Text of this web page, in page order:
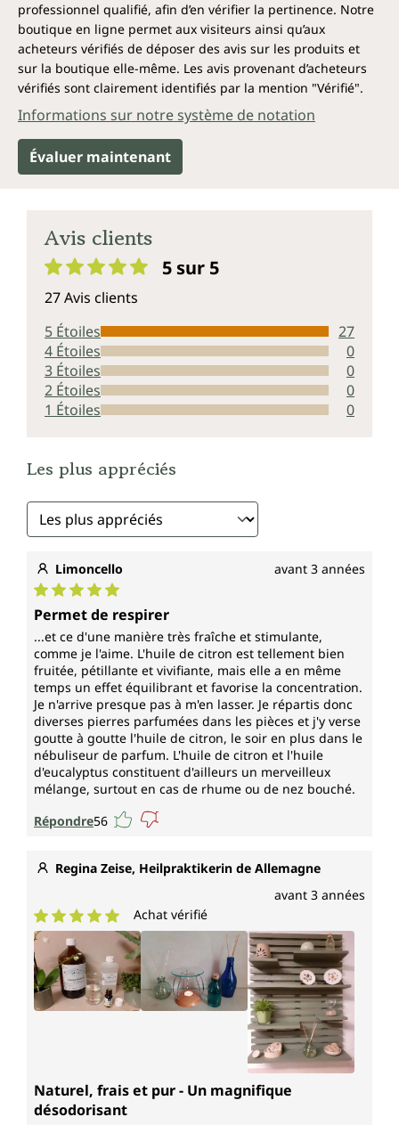
professionnel qualifié, afin d’en vérifier la pertinence. Notre
boutique en ligne permet aux visiteurs ainsi qu’aux
acheteurs vérifiés de déposer des avis sur les produits et
sur la boutique elle-même. Les avis provenant d’acheteurs
vérifiés sont clairement identifiés par la mention "Vérifié".
Informations sur notre système de notation
Évaluer maintenant
Avis clients
5 sur 5
27 Avis clients
5 Étoiles
27
4 Étoiles
0
3 Étoiles
0
2 Étoiles
0
1 Étoiles
0
Les plus appréciés
Limoncello avant 3 années
Note moyenne de 5 sur 5 étoiles
Permet de respirer
...et ce d'une manière très fraîche et stimulante,
comme je l'aime. L'huile de citron est tellement bien
fruitée, pétillante et vivifiante, mais elle a en même
temps un effet équilibrant et favorise la concentration.
Je n'arrive presque pas à m'en lasser. Je répartis donc
diverses pierres parfumées dans les pièces et j'y verse
goutte à goutte l'huile de citron, le soir en plus dans le
nébuliseur de parfum. L'huile de citron et l'huile
d'eucalyptus constituent d'ailleurs un merveilleux
mélange, surtout en cas de rhume ou de nez bouché.
Répondre56
Regina Zeise, Heilpraktikerin de Allemagne
avant 3 années
Note moyenne de 5 sur 5 étoiles
Achat vérifié
Naturel, frais et pur - Un magnifique
désodorisant